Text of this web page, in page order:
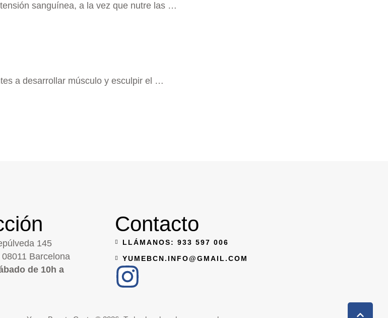
sanguínea, a la vez que nutre las …
a desarrollar músculo y esculpir el …
145
Barcelona
de 10h a
Contacto
LLÁMANOS: 933 597 006
YUMEBCN.INFO@GMAIL.COM